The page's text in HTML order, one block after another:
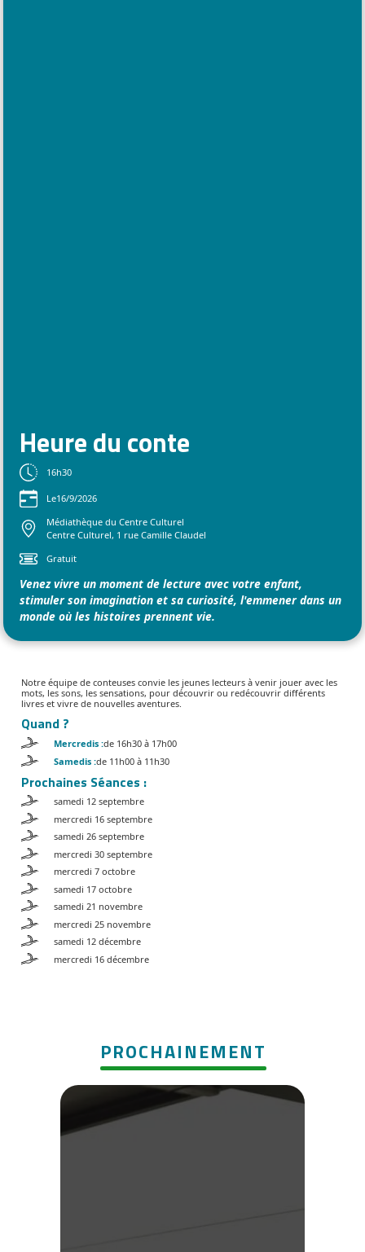
Heure du conte
16h30
Le16/9/2026
Médiathèque du Centre Culturel
Centre Culturel, 1 rue Camille Claudel
Gratuit
Venez vivre un moment de lecture avec votre enfant,
stimuler son imagination et sa curiosité, l'emmener dans un
monde où les histoires prennent vie.
Notre équipe de conteuses convie les jeunes lecteurs à venir jouer avec les
mots, les sons, les sensations, pour découvrir ou redécouvrir différents
livres et vivre de nouvelles aventures.
Quand ?
Mercredis :de 16h30 à 17h00
Samedis :de 11h00 à 11h30
Prochaines Séances :
samedi 12 septembre
mercredi 16 septembre
samedi 26 septembre
mercredi 30 septembre
mercredi 7 octobre
samedi 17 octobre
samedi 21 novembre
mercredi 25 novembre
samedi 12 décembre
mercredi 16 décembre
PROCHAINEMENT